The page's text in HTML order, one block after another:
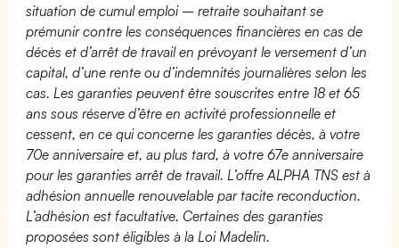
situation de cumul emploi – retraite souhaitant se
prémunir contre les conséquences financières en cas de
décès et d’arrêt de travail en prévoyant le versement d’un
capital, d’une rente ou d’indemnités journalières selon les
cas. Les garanties peuvent être souscrites entre 18 et 65
ans sous réserve d’être en activité professionnelle et
cessent, en ce qui concerne les garanties décès, à votre
70e anniversaire et, au plus tard, à votre 67e anniversaire
pour les garanties arrêt de travail. L’offre ALPHA TNS est à
adhésion annuelle renouvelable par tacite reconduction.
L’adhésion est facultative. Certaines des garanties
proposées sont éligibles à la Loi Madelin.